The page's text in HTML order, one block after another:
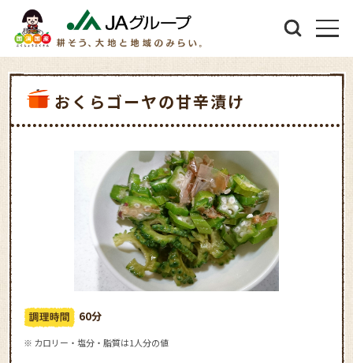
おくらゴーヤの甘辛漬け
60分
※ カロリー・塩分・脂質は1人分の値